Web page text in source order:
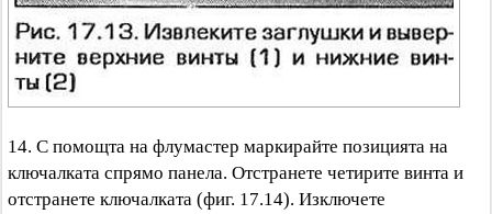
14. С помощта на флумастер маркирайте позицията на
ключалката спрямо панела. Отстранете четирите винта и
отстранете ключалката (фиг. 17.14). Изключете